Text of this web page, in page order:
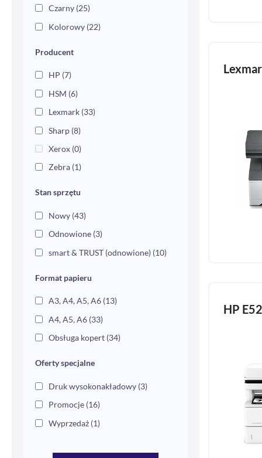
Czarny (25)
Kolorowy (22)
Producent
HP (7)
HSM (6)
Lexmark (33)
Sharp (8)
Xerox (0)
Zebra (1)
Stan sprzętu
Nowy (43)
Odnowione (3)
smart & TRUST (odnowione) (10)
Format papieru
A3, A4, A5, A6 (13)
A4, A5, A6 (33)
Obsługa kopert (34)
Oferty specjalne
Druk wysokonakładowy (3)
Promocje (16)
Wyprzedaż (1)
HP